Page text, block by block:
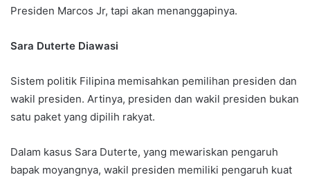
Presiden Marcos Jr, tapi akan menanggapinya.
Sara Duterte Diawasi
Sistem politik Filipina memisahkan pemilihan presiden dan
wakil presiden. Artinya, presiden dan wakil presiden bukan
satu paket yang dipilih rakyat.
Dalam kasus Sara Duterte, yang mewariskan pengaruh
bapak moyangnya, wakil presiden memiliki pengaruh kuat